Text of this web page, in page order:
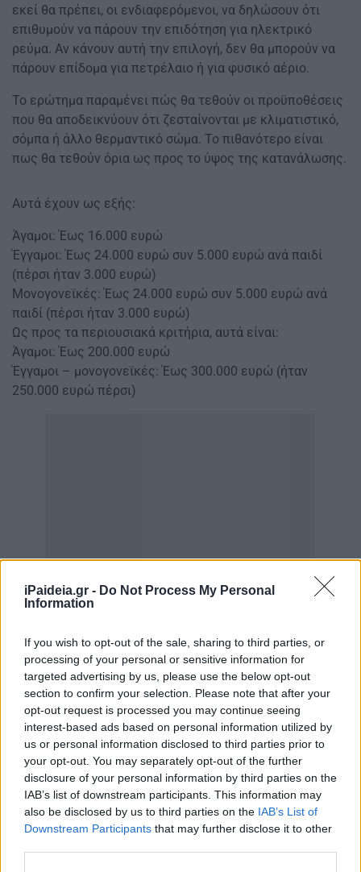
iPaideia.gr - Do Not Process My Personal
Information
If you wish to opt-out of the sale, sharing to third parties, or
processing of your personal or sensitive information for
targeted advertising by us, please use the below opt-out
section to confirm your selection. Please note that after your
opt-out request is processed you may continue seeing
interest-based ads based on personal information utilized by
us or personal information disclosed to third parties prior to
your opt-out. You may separately opt-out of the further
disclosure of your personal information by third parties on the
IAB’s list of downstream participants. This information may
also be disclosed by us to third parties on the IAB’s List of
Downstream Participants that may further disclose it to other
εκεί θα πρέπει, οι ενδιαφερόμενοι, να δηλώσουν ότι
επιθυμούν να πάρουν την επιδότηση για ηλεκτρικό
ρεύμα. Αν κάνουν αυτή την επιλογή, δεν θα μπορούν να
πάρουν επίδομα για πετρέλαιο ή για φυσικό αέριο.
Το ερώτημα παραμένει πώς θα τεθούν οι προϋποθέσεις
που θα αποδεικνύουν ότι ζεσταίνονται με κλιματιστικό,
σόμπα ή άλλο θερμαντικό σώμα. Το πιθανότερο είναι
πως θα τεθούν όρια ως προς το ύψος της κατανάλωσης.
Αυτά έχουν ως εξής:
Άγαμοι: Έως 16.000 ευρώ
Έγγαμοι: Έως 24.000 ευρώ συν 5.000 ευρώ ανά παιδί
(πέρσι ήταν 3.000 ευρώ)
Μονογονεϊκές: Έως 24.000 ευρώ συν 5.000 ευρώ ανά
παιδί (πέρσι ήταν 3.000 ευρώ)
Ως προς τα περιουσιακά κριτήρια, αυτά είναι:
Άγαμοι: Έως 200.000 ευρώ
Έγγαμοι – μονογονεϊκές: Έως 300.000 ευρώ (ήταν
250.000 ευρώ πέρσι)